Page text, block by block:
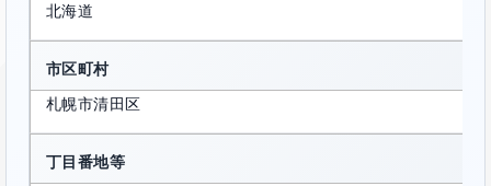
北海道
市区町村
札幌市清田区
丁目番地等